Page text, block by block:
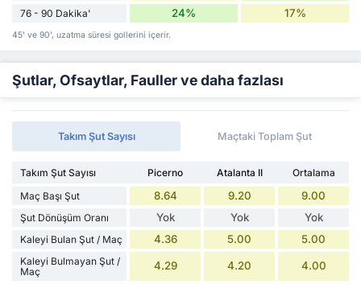
76 - 90 Dakika' 24% 17%
45' ve 90', uzatma süresi gollerini içerir.
Şutlar, Ofsaytlar, Fauller ve daha fazlası
Takım Şut Sayısı Maçtaki Toplam Şut
Takım Şut Sayısı Picerno Atalanta II
Ortalama
Maç Başı Şut
8.64 9.20 9.00
Şut Dönüşüm Oranı Yok Yok Yok
Kaleyi Bulan Şut / Maç 4.36 5.00 5.00
Kaleyi Bulmayan Şut /
Maç
4.29 4.20 4.00